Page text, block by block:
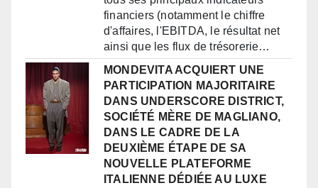
financiers (notamment le chiffre
d'affaires, l'EBITDA, le résultat net
ainsi que les flux de trésorerie…
MONDEVITA ACQUIERT UNE
PARTICIPATION MAJORITAIRE
DANS UNDERSCORE DISTRICT,
SOCIÉTÉ MÈRE DE MAGLIANO,
DANS LE CADRE DE LA
DEUXIÈME ÉTAPE DE SA
NOUVELLE PLATEFORME
ITALIENNE DÉDIÉE AU LUXE